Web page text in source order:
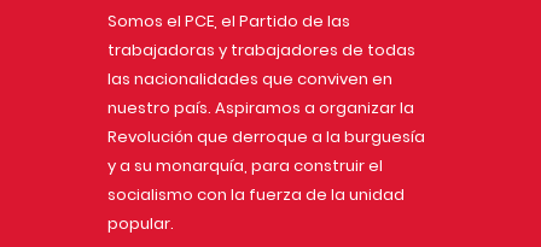
Somos el PCE, el Partido de las
trabajadoras y trabajadores de todas
las nacionalidades que conviven en
nuestro país. Aspiramos a organizar la
Revolución que derroque a la burguesía
y a su monarquía, para construir el
socialismo con la fuerza de la unidad
popular.